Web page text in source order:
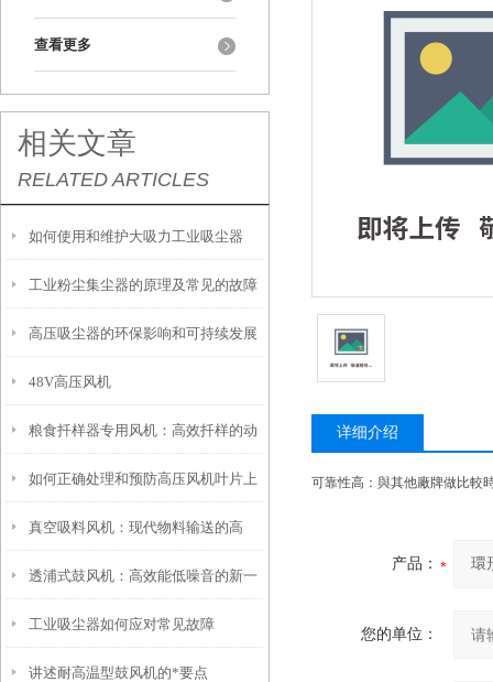
查看更多
相关文章
RELATED ARTICLES
如何使用和维护大吸力工业吸尘器
工业粉尘集尘器的原理及常见的故障
解决方法
高压吸尘器的环保影响和可持续发展
48V高压风机
粮食扦样器专用风机：高效扦样的动
力之源
如何正确处理和预防高压风机叶片上
的刮痕？
真空吸料风机：现代物料输送的高
效“气力引擎”
透浦式鼓风机：高效能低噪音的新一
代鼓风设备
工业吸尘器如何应对常见故障
讲述耐高温型鼓风机的*要点
详细介绍
可靠性高：與其他廠牌做比
产品：
您的单位：